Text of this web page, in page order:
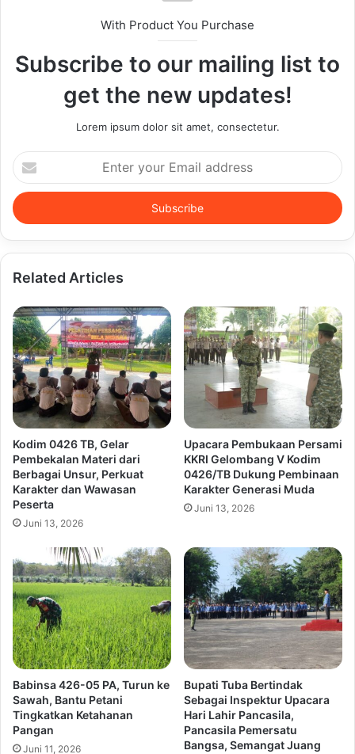
With Product You Purchase
Subscribe to our mailing list to
get the new updates!
Lorem ipsum dolor sit amet, consectetur.
Enter
your
Email
address
Related Articles
Kodim 0426 TB, Gelar
Pembekalan Materi dari
Berbagai Unsur, Perkuat
Karakter dan Wawasan
Peserta
Juni 13, 2026
Upacara Pembukaan Persami
KKRI Gelombang V Kodim
0426/TB Dukung Pembinaan
Karakter Generasi Muda
Juni 13, 2026
Babinsa 426-05 PA, Turun ke
Sawah, Bantu Petani
Tingkatkan Ketahanan
Pangan
Juni 11, 2026
Bupati Tuba Bertindak
Sebagai Inspektur Upacara
Hari Lahir Pancasila,
Pancasila Pemersatu
Bangsa, Semangat Juang